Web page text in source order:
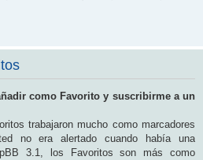
como Favorito y suscribirme a un
trabajaron mucho como marcadores
no era alertado cuando había una
3.1, los Favoritos son más como